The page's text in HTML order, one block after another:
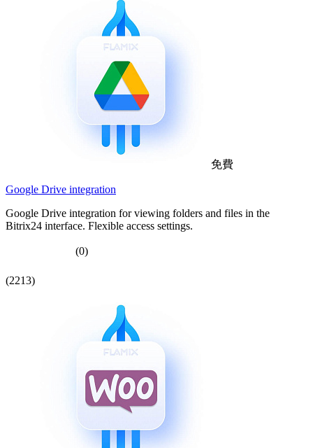
免費
Google Drive integration
Google Drive integration for viewing folders and files in the
Bitrix24 interface. Flexible access settings.
(0)
(2213)